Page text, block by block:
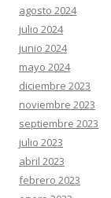
agosto 2024
julio 2024
junio 2024
mayo 2024
diciembre 2023
noviembre 2023
septiembre 2023
julio 2023
abril 2023
febrero 2023